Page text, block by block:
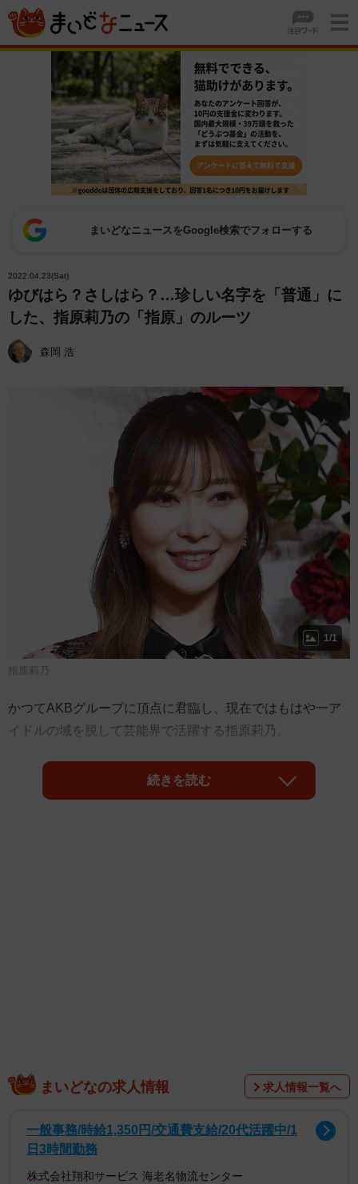
まいどなニュースをGoogle検索でフォローする
2022.04.23(Sat)
ゆびはら？さしはら？…珍しい名字を「普通」に
した、指原莉乃の「指原」のルーツ
森岡 浩
1/1
指原莉乃
かつてAKBグループに頂点に君臨し、現在ではもはや一ア
イドルの域を脱して芸能界で活躍する指原莉乃。
TBS「坂上＆指原のつぶれない店」、テレビ朝日「ヒロ
ミ・指原の“恋のお世話始めました”」のMCや、フジ「ワイ
今から15年以上前だと「指原」という名字を見たことのあ
る人は少なく、初見で見た人の多くは「ゆびはら」と読ん
続きを読む
まいどなの求人情報 求人情報一覧へ
一般事務/時給1,350円/交通費支給/20代活躍中/1
日3時間勤務
株式会社翔和サービス 海老名物流センター